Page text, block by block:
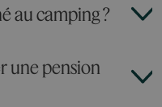
au camping ?
une pension